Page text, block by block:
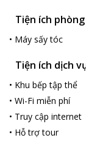
Tiện ích phòng
• Máy sấy tóc
Tiện ích dịch
• Khu bếp tập thể
• Wi-Fi miễn phí
• Truy cập internet
• Hỗ trợ tour